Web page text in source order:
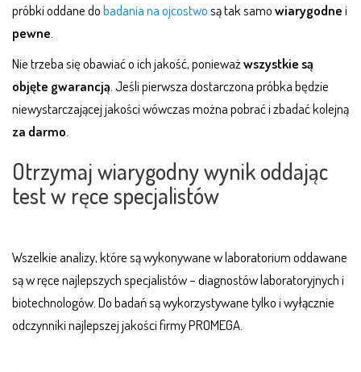
próbki oddane dobadania na ojcostwosą tak samowiarygodnei
pewne
Nie trzeba się obawiać o ich jakość, ponieważwszystkie są
objęte gwarancją . Jeśli pierwsza dostarczona próbka będzie
niewystarczającej jakości wówczas można pobrać i zbadać kolejną
za darmo
Otrzymaj wiarygodny wynik oddając
test w ręce specjalistów
Wszelkie analizy, które są wykonywane w laboratorium oddawane
są w ręce najlepszych specjalistów – diagnostów laboratoryjnych i
biotechnologów. Do badań są wykorzystywane tylko i wyłącznie
odczynniki najlepszej jakości firmy PROMEGA.